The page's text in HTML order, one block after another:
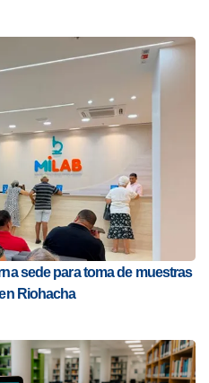
sede para toma de muestras
Riohacha